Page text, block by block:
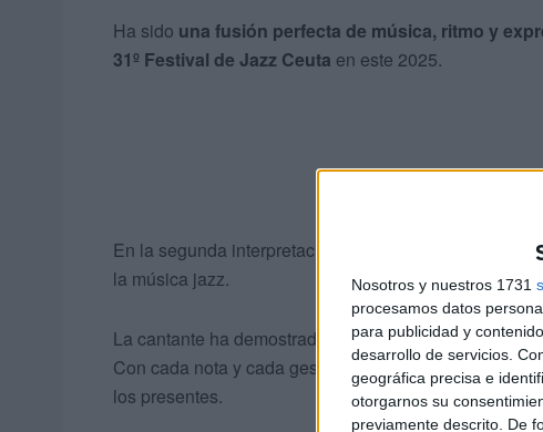
Nosotros y nuestros 1731
procesamos datos
para publicidad y
desarrollo de servicios.
geográfica precisa e
otorgarnos su
previamente descrito. De
Ha sido una fusión perfecta de música, ritmo y
31º Festival de Jazz Ceuta en este 2025.
En la segunda interpretación, las bailarinas se
la música jazz.
La cantante ha demostrado queel jazz le sienta de
Con cada nota y cada gesto,
reflejaba sentir la
los presentes.